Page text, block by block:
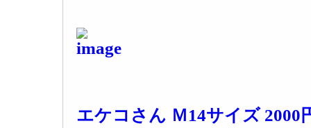
エケコさん Ｍ14サイズ